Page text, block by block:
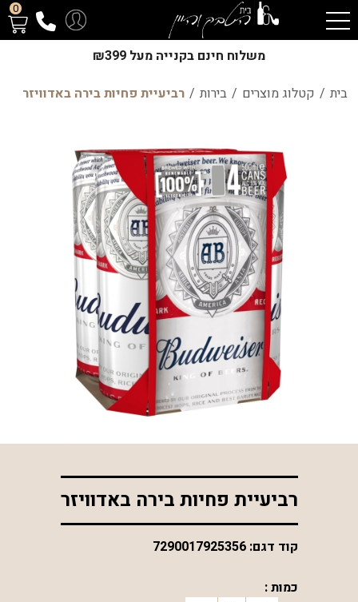
0
משלוח חינם בקנייה מעל ₪399
בית / קטלוג מוצרים / בירות / רביעיית פחיות בירה באדוויזר
רביעיית פחיות בירה באדוויזר
קוד דגם:7290017925356
כמות :